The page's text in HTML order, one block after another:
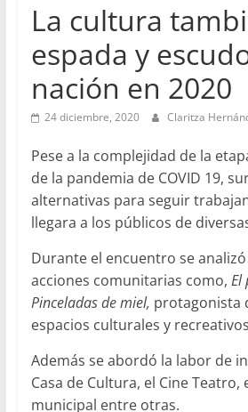
La cultura
espada y
nación en 2020
24 diciembre, 2020 Claritza
Pese a la complejidad de la
de la pandemia de COVID 19,
alternativas para seguir
llegara a los públicos de
Durante el encuentro se
acciones comunitarias como, El
Pinceladas de miel, protagonista
espacios culturales y
Además se abordó la labor de
Casa de Cultura, el Cine Teatro,
municipal entre otras.